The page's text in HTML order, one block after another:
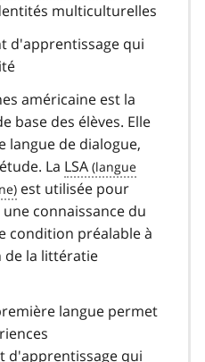
multiculturelles
d'apprentissage qui
américaine est la
base des élèves. Elle
langue de dialogue,
La LSA
est utilisée pour
connaissance du
condition préalable à
de la littératie
langue permet
d'apprentissage qui